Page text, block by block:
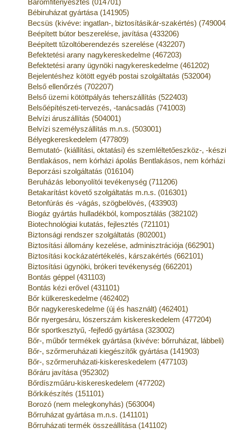
Baromfitenyésztés (014701)
Bébiruházat gyártása (141905)
Becsüs (kivéve: ingatlan-, biztosításikár-szakértés)
Beépített bútor beszerelése, javítása (433206)
Beépített tűzoltóberendezés szerelése (432207)
Befektetési arany nagykereskedelme (467203)
Befektetési arany ügynöki nagykereskedelme (461202)
Bejelentéshez kötött egyéb postai szolgáltatás (532004)
Belső ellenőrzés (702207)
Belső üzemi kötöttpályás teherszállítás (522403)
Belsőépítészeti-tervezés, -tanácsadás (741003)
Belvízi áruszállítás (504001)
Belvízi személyszállítás m.n.s. (503001)
Bélyegkereskedelem (477809)
Bemutató- (kiállítási, oktatási) és szemléltetőeszköz-, -
Bentlakásos, nem kórházi ápolás Bentlakásos, nem
Beporzási szolgáltatás (016104)
Beruházás lebonyolítói tevékenység (711206)
Betakarítást követő szolgáltatás m.n.s. (016301)
Betonfúrás és -vágás, szögbelövés, (433903)
Biogáz gyártás hulladékból, komposztálás (382102)
Biotechnológiai kutatás, fejlesztés (721101)
Biztonsági rendszer szolgáltatás (802001)
Biztosítási állomány kezelése, adminisztrációja (662901)
Biztosítási kockázatértékelés, kárszakértés (662101)
Biztosítási ügynöki, brókeri tevékenység (662201)
Bontás géppel (431103)
Bontás kézi erővel (431101)
Bőr külkereskedelme (462402)
Bőr nagykereskedelme (új és használt) (462401)
Bőr nyergesáru, lószerszám kiskereskedelem (477204)
Bőr sportkesztyű, -fejfedő gyártása (323002)
Bőr-, műbőr termékek gyártása (kivéve: bőrruházat,
Bőr-, szőrmeruházati kiegészítők gyártása (141903)
Bőr-, szőrmeruházati-kiskereskedelem (477103)
Bőráru javítása (952302)
Bőrdíszműáru-kiskereskedelem (477202)
Bőrkikészítés (151101)
Borozó (nem melegkonyhás) (563004)
Bőrruházat gyártása m.n.s. (141101)
Bőrruházati termék összeállítása (141102)